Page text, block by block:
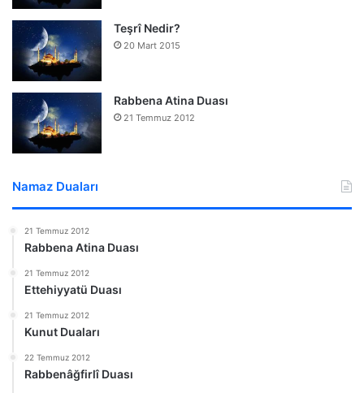
Teşrî Nedir?
20 Mart 2015
Rabbena Atina Duası
21 Temmuz 2012
Namaz Duaları
21 Temmuz 2012
Rabbena Atina Duası
21 Temmuz 2012
Ettehiyyatü Duası
21 Temmuz 2012
Kunut Duaları
22 Temmuz 2012
Rabbenâğfirlî Duası